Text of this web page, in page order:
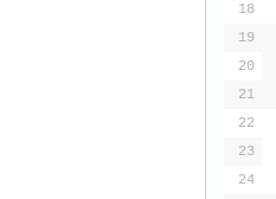
18
19
20
21
22
23
24